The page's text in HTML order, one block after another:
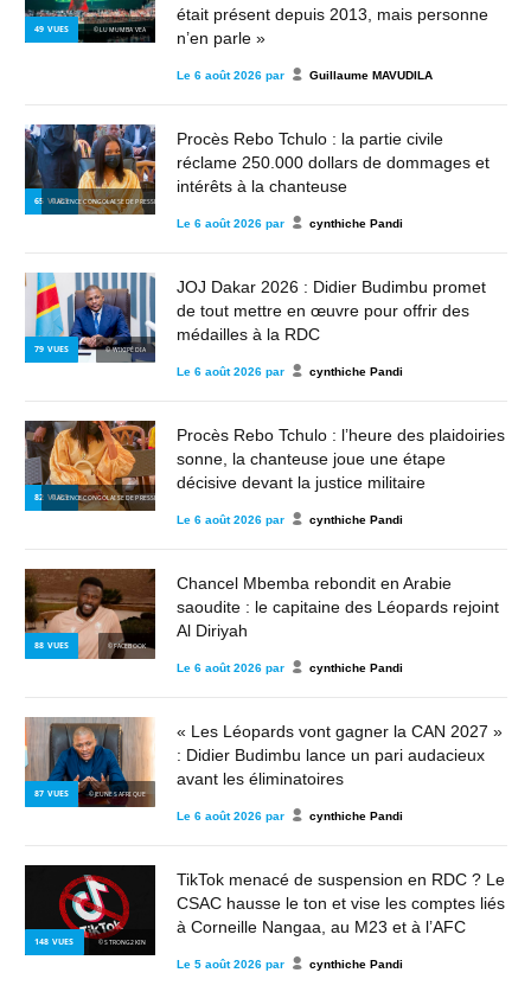
49 VUES © LUMUMBA VEA
était présent depuis 2013, mais personne
n’en parle »
Le 6 août 2026 par Guillaume MAVUDILA
65 VUES
© AGENCE CONGOLAISE DE PRESSE
Procès Rebo Tchulo : la partie civile
réclame 250.000 dollars de dommages et
intérêts à la chanteuse
Le 6 août 2026 par cynthiche Pandi
79 VUES © WIKIPÉDIA
JOJ Dakar 2026 : Didier Budimbu promet
de tout mettre en œuvre pour offrir des
médailles à la RDC
Le 6 août 2026 par cynthiche Pandi
82 VUES
© AGENCE CONGOLAISE DE PRESSE
Procès Rebo Tchulo : l’heure des plaidoiries
sonne, la chanteuse joue une étape
décisive devant la justice militaire
Le 6 août 2026 par cynthiche Pandi
88 VUES © FACEBOOK
Chancel Mbemba rebondit en Arabie
saoudite : le capitaine des Léopards rejoint
Al Diriyah
Le 6 août 2026 par cynthiche Pandi
87 VUES © JEUNES AFRIQUE
« Les Léopards vont gagner la CAN 2027 »
: Didier Budimbu lance un pari audacieux
avant les éliminatoires
Le 6 août 2026 par cynthiche Pandi
148 VUES © STRONG2KIN
TikTok menacé de suspension en RDC ? Le
CSAC hausse le ton et vise les comptes liés
à Corneille Nangaa, au M23 et à l’AFC
Le 5 août 2026 par cynthiche Pandi